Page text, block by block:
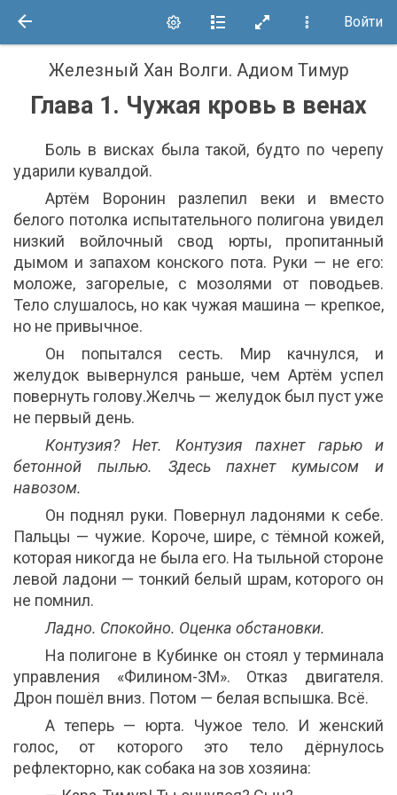
Войти
Железный Хан Волги. Адиом Тимур
Глава 1. Чужая кровь в венах
Боль в висках была такой, будто по черепу
ударили кувалдой.
Артём Воронин разлепил веки и вместо
белого потолка испытательного полигона увидел
низкий войлочный свод юрты, пропитанный
дымом и запахом конского пота. Руки — не его:
моложе, загорелые, с мозолями от поводьев.
Тело слушалось, но как чужая машина — крепкое,
но не привычное.
Он попытался сесть. Мир качнулся, и
желудок вывернулся раньше, чем Артём успел
повернуть голову.Желчь — желудок был пуст уже
не первый день.
Контузия? Нет. Контузия пахнет гарью и
бетонной пылью. Здесь пахнет кумысом и
навозом.
Он поднял руки. Повернул ладонями к себе.
Пальцы — чужие. Короче, шире, с тёмной кожей,
которая никогда не была его. На тыльной стороне
левой ладони — тонкий белый шрам, которого он
не помнил.
Ладно. Спокойно. Оценка обстановки.
На полигоне в Кубинке он стоял у терминала
управления «Филином-3М». Отказ двигателя.
Дрон пошёл вниз. Потом — белая вспышка. Всё.
А теперь — юрта. Чужое тело. И женский
голос, от которого это тело дёрнулось
рефлекторно, как собака на зов хозяина: